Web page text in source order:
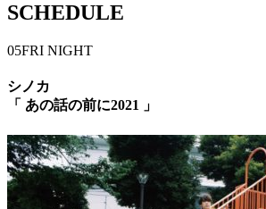
SCHEDULE
05FRI NIGHT
シノカ
「 あの話の前に2021 」